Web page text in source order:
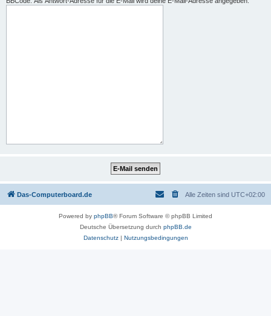
Das-Computerboard.de Alle Zeiten sind UTC+02:00
Powered by phpBB® Forum Software © phpBB Limited
Deutsche Übersetzung durch phpBB.de
Datenschutz| Nutzungsbedingungen